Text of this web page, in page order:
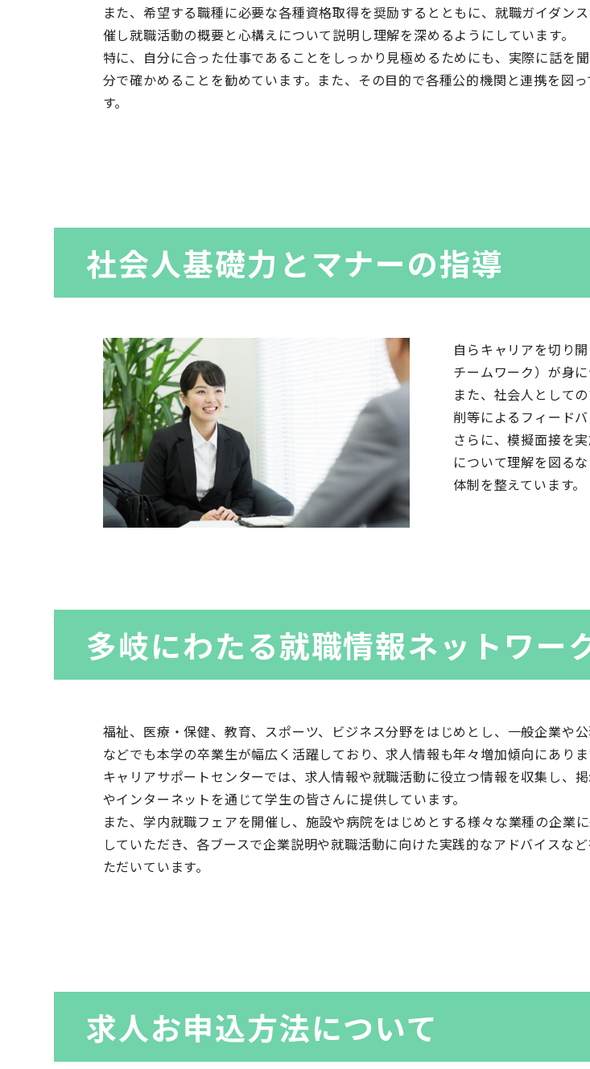
また、希望する職種に必要な各種資格取得を奨励するとともに、就職ガイダン
催し就職活動の概要と心構えについて説明し理解を深めるようにしています。
特に、自分に合った仕事であることをしっかり見極めるためにも、実際に話を
分で確かめることを勧めています。また、その目的で各種公的機関と連携を図っ
す。
社会人基礎力とマナーの指導
自らキャリアを切り
チームワーク）が身
また、社会人として
削等によるフィード
さらに、模擬面接を
について理解を図る
体制を整えています。
多岐にわたる就職情報ネットワー
福祉、医療・保健、教育、スポーツ、ビジネス分野をはじめとし、一般企業や
などでも本学の卒業生が幅広く活躍しており、求人情報も年々増加傾向にありま
キャリアサポートセンターでは、求人情報や就職活動に役立つ情報を収集し、
やインターネットを通じて学生の皆さんに提供しています。
また、学内就職フェアを開催し、施設や病院をはじめとする様々な業種の企業
していただき、各ブースで企業説明や就職活動に向けた実践的なアドバイスな
ただいています。
求人お申込方法について